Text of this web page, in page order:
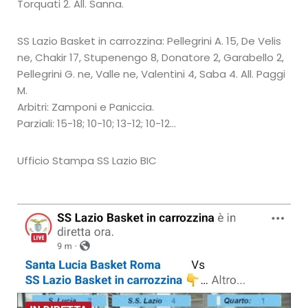
Torquati 2. All. Sanna.
SS Lazio Basket in carrozzina: Pellegrini A. 15, De Velis
ne, Chakir 17, Stupenengo 8, Donatore 2, Garabello 2,
Pellegrini G. ne, Valle ne, Valentini 4, Saba 4. All. Paggi
M.
Arbitri: Zamponi e Paniccia.
Parziali: 15-18; 10-10; 13-12; 10-12…
Ufficio Stampa SS Lazio BIC